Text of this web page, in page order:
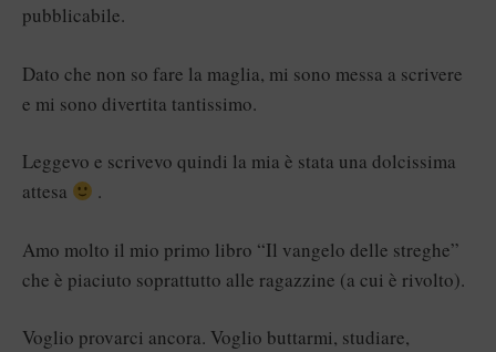
pubblicabile.
Dato che non so fare la maglia, mi sono messa a scrivere
e mi sono divertita tantissimo.
Leggevo e scrivevo quindi la mia è stata una dolcissima
attesa
.
Amo molto il mio primo libro “Il vangelo delle streghe”
che è piaciuto soprattutto alle ragazzine (a cui è rivolto).
Voglio provarci ancora. Voglio buttarmi, studiare,